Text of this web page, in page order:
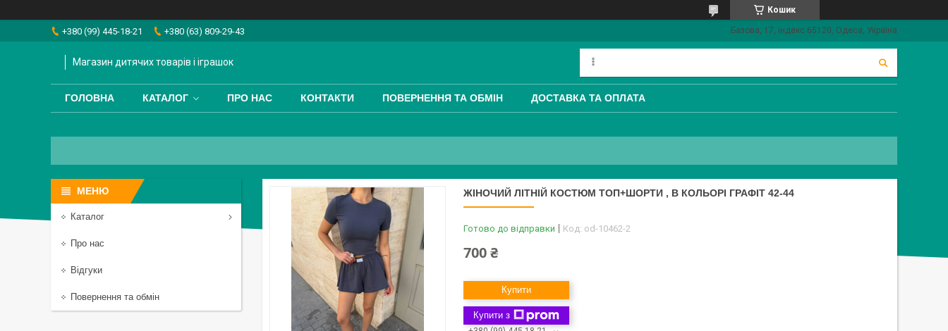
Кошик
+380 (99) 445-18-21 +380 (63) 809-29-43 Базова, 17, індекс 65120, Одеса, Україна
Магазин дитячих товарів і іграшок
ГОЛОВНА КАТАЛОГ ПРО НАС КОНТАКТИ ПОВЕРНЕННЯ ТА ОБМІН ДОСТАВКА ТА ОПЛАТА
ЖІНОЧИЙ ЛІТНІЙ КОСТЮМ ТОП+ШОРТИ , В КОЛЬОРІ ГРАФІТ 42-44
Готово до відправки Код: od-10462-2
700 ₴
Купити
Купити з
Каталог
Про нас
Відгуки
Повернення та обмін